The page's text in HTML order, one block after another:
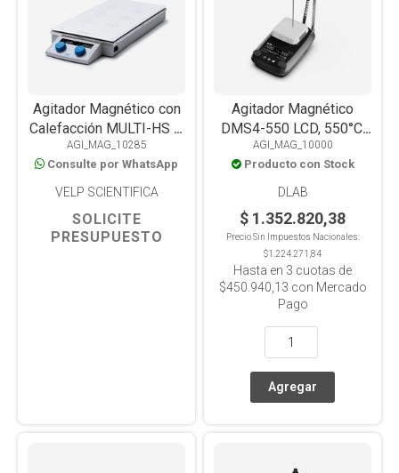
Agitador Magnético con
Calefacción MULTI-HS 6,
6 Posiciones de 400ml,
120°C
AGI_MAG_10285
Consulte por WhatsApp
VELP SCIENTIFICA
SOLICITE
PRESUPUESTO
Agitador Magnético
DMS4-550 LCD, 550°C,
PT1000, Placa
Vitrocerámica, 10L
AGI_MAG_10000
Producto con Stock
DLAB
$ 1.352.820,38
Precio Sin Impuestos Nacionales:
$1.224.271,84
Hasta en 3 cuotas de
$450.940,13 con Mercado
Pago